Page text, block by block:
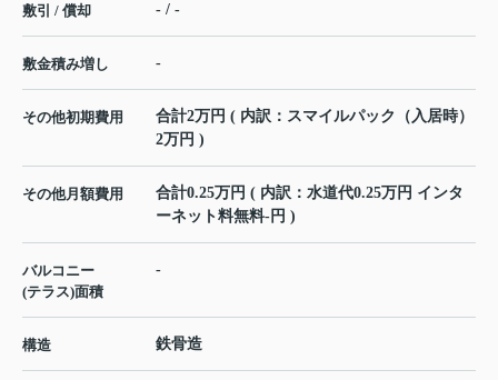
敷引 / 償却 - / -
敷金積み増し -
その他初期費用
合計2万円 ( 内訳：スマイルパック（入居時）
2万円 )
その他月額費用
合計0.25万円 ( 内訳：水道代0.25万円 インタ
ーネット料無料-円 )
バルコニー
(テラス)面積
-
構造 鉄骨造